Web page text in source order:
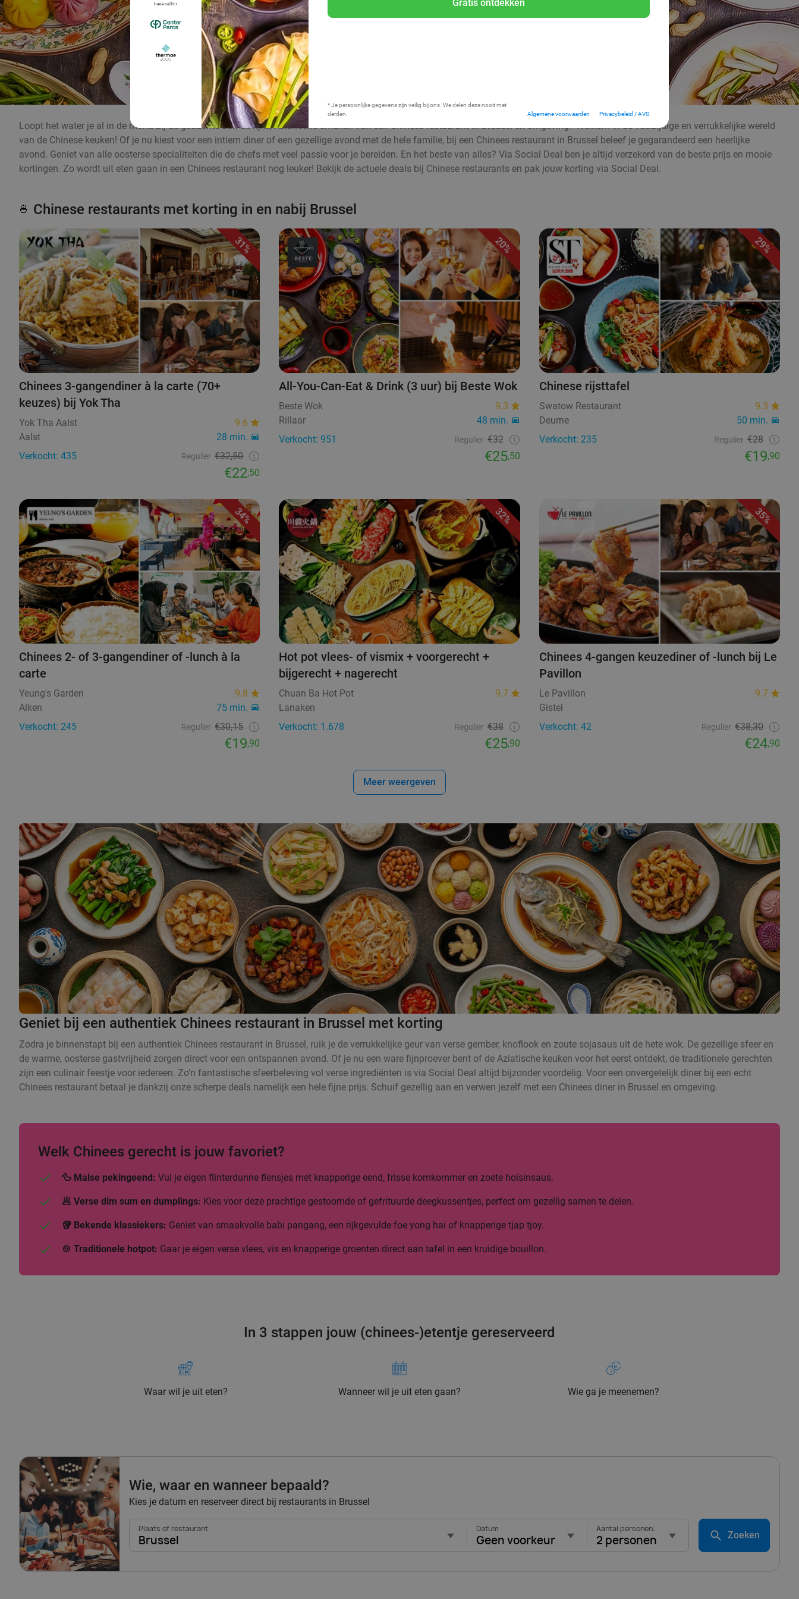
Gratis ontdekken
* Je persoonlijke gegevens zijn veilig bij ons. We delen deze nooit met
derden.
Algemene voorwaarden Privacybeleid / AVG
Loopt het water je al in de mond bij de gedachte aan de rijke, Aziatische smaken van een Chinees restaurant in Brussel en omgeving? Welkom in de veelzijdige en verrukkelijke wereld
van de Chinese keuken! Of je nu kiest voor een intiem diner of een gezellige avond met de hele familie, bij een Chinees restaurant in Brussel beleef je gegarandeerd een heerlijke
avond. Geniet van alle oosterse specialiteiten die de chefs met veel passie voor je bereiden. En het beste van alles? Via Social Deal ben je altijd verzekerd van de beste prijs en mooie
kortingen. Zo wordt uit eten gaan in een Chinees restaurant nog leuker! Bekijk de actuele deals bij Chinese restaurants en pak jouw korting via Social Deal.
🍜 Chinese restaurants met korting in en nabij Brussel
31%
Chinees 3-gangendiner à la carte (70+
keuzes) bij Yok Tha
Yok Tha Aalst
9.6
Aalst
28 min.
Verkocht: 435
Regulier €32,50
€22,50
20%
All-You-Can-Eat & Drink (3 uur) bij Beste Wok
Beste Wok
9.3
Rillaar
48 min.
Verkocht: 951
Regulier €32
€25,50
29%
Chinese rijsttafel
Swatow Restaurant
9.3
Deurne
50 min.
Verkocht: 235
Regulier €28
€19,90
34%
Chinees 2- of 3-gangendiner of -lunch à la
carte
Yeung's Garden
9.8
Alken
75 min.
Verkocht: 245
Regulier €30,15
€19,90
32%
Hot pot vlees- of vismix + voorgerecht +
bijgerecht + nagerecht
Chuan Ba Hot Pot
9.7
Lanaken
Verkocht: 1.678
Regulier €38
€25,90
35%
Chinees 4-gangen keuzediner of -lunch bij Le
Pavillon
Le Pavillon
9.7
Gistel
Verkocht: 42
Regulier €38,30
€24,90
Meer weergeven
Geniet bij een authentiek Chinees restaurant in Brussel met korting
Zodra je binnenstapt bij een authentiek Chinees restaurant in Brussel, ruik je de verrukkelijke geur van verse gember, knoflook en zoute sojasaus uit de hete wok. De gezellige sfeer en
de warme, oosterse gastvrijheid zorgen direct voor een ontspannen avond. Of je nu een ware fijnproever bent of de Aziatische keuken voor het eerst ontdekt, de traditionele gerechten
zijn een culinair feestje voor iedereen. Zo’n fantastische sfeerbeleving vol verse ingrediënten is via Social Deal altijd bijzonder voordelig. Voor een onvergetelijk diner bij een echt
Chinees restaurant betaal je dankzij onze scherpe deals namelijk een hele fijne prijs. Schuif gezellig aan en verwen jezelf met een Chinees diner in Brussel en omgeving.
Welk Chinees gerecht is jouw favoriet?
🦆 Malse pekingeend: Vul je eigen flinterdunne flensjes met knapperige eend, frisse komkommer en zoete hoisinsaus.
🥟 Verse dim sum en dumplings: Kies voor deze prachtige gestoomde of gefrituurde deegkussentjes, perfect om gezellig samen te delen.
🥡 Bekende klassiekers: Geniet van smaakvolle babi pangang, een rijkgevulde foe yong hai of knapperige tjap tjoy.
🍲 Traditionele hotpot: Gaar je eigen verse vlees, vis en knapperige groenten direct aan tafel in een kruidige bouillon.
In 3 stappen jouw (chinees-)etentje gereserveerd
Waar wil je uit eten? Wanneer wil je uit eten gaan? Wie ga je meenemen?
Wie, waar en wanneer bepaald?
Kies je datum en reserveer direct bij restaurants in Brussel
Plaats of restaurant
Brussel
Datum
Geen voorkeur
Aantal personen:
2 personen Zoeken